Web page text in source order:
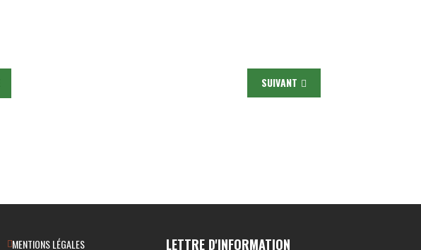
SUIVANT
MENTIONS LÉGALES
LETTRE D'INFORMATION